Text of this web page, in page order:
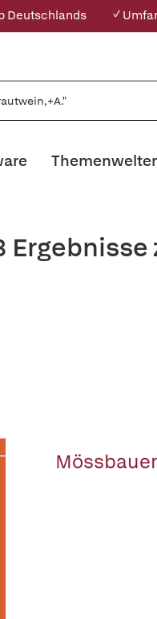
Deutschlands ✓